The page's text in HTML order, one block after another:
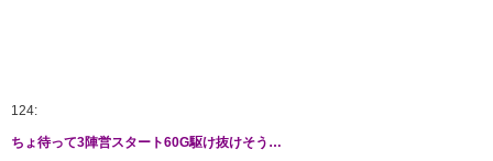
124:
ちょ待って3陣営スタート60G駆け抜けそう…